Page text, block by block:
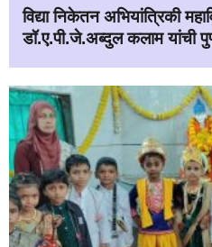
विद्या निकेतन अभियांत्रिकी
डॉ.ए.पी.जे.अब्दुल कलाम यांची